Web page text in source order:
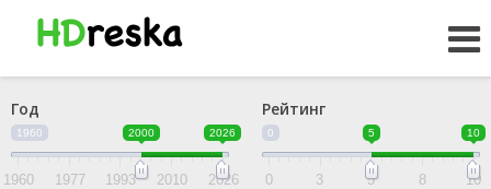
Год
1960 2000 2026
1960 1977 1993 2010 2026
Рейтинг
0 5 10
0 3 5 8 10